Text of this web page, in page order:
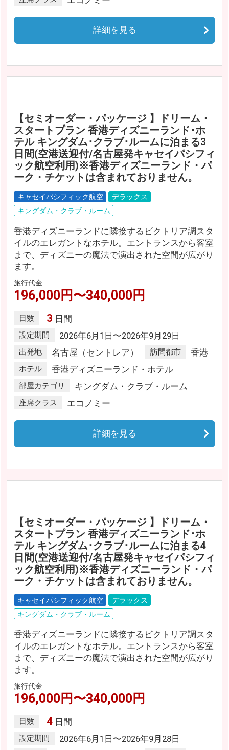
詳細を見る
【セミオーダー・パッケージ 】ドリーム・
スタートプラン 香港ディズニーランド･ホ
テル キングダム･クラブ･ルームに泊まる3
日間(空港送迎付/名古屋発キャセイパシフィ
ック航空利用)※香港ディズニーランド・パ
ーク・チケットは含まれておりません。
キャセイパシフィック航空
デラックス
キングダム・クラブ・ルーム
香港ディズニーランドに隣接するビクトリア調スタ
イルのエレガントなホテル。エントランスから客室
まで、ディズニーの魔法で演出された空間が広がり
ます。
旅行代金
196,000円〜340,000円
日数 3 日間
設定期間 2026年6月1日〜2026年9月29日
出発地 名古屋（セントレア） 訪問都市 香港
ホテル 香港ディズニーランド・ホテル
部屋カテゴリ キングダム・クラブ・ルーム
座席クラス エコノミー
詳細を見る
【セミオーダー・パッケージ 】ドリーム・
スタートプラン 香港ディズニーランド･ホ
テル キングダム･クラブ･ルームに泊まる4
日間(空港送迎付/名古屋発キャセイパシフィ
ック航空利用)※香港ディズニーランド・パ
ーク・チケットは含まれておりません。
キャセイパシフィック航空
デラックス
キングダム・クラブ・ルーム
香港ディズニーランドに隣接するビクトリア調スタ
イルのエレガントなホテル。エントランスから客室
まで、ディズニーの魔法で演出された空間が広がり
ます。
旅行代金
196,000円〜340,000円
日数 4 日間
設定期間 2026年6月1日〜2026年9月28日